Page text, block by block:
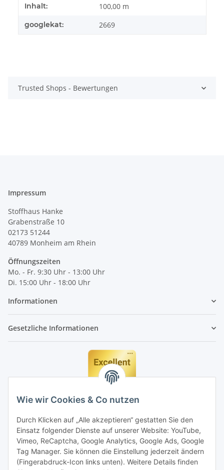
Wie wir Cookies & Co nutzen
Durch Klicken auf „Alle akzeptieren“ gestatten Sie den
Einsatz folgender Dienste auf unserer Website: YouTube,
Vimeo, ReCaptcha, Google Analytics, Google Ads, Google
Tag Manager. Sie können die Einstellung jederzeit ändern
(Fingerabdruck-Icon links unten). Weitere Details finden
Produkteigenschaft
Wert
Inhalt: 100,00 m
googlekat: 2669
Trusted Shops - Bewertungen
Impressum
Stoffhaus Hanke
Grabenstraße 10
02173 51244
40789 Monheim am Rhein
Öffnungszeiten
Mo. - Fr. 9:30 Uhr - 13:00 Uhr
Di. 15:00 Uhr - 18:00 Uhr
Informationen
Gesetzliche Informationen